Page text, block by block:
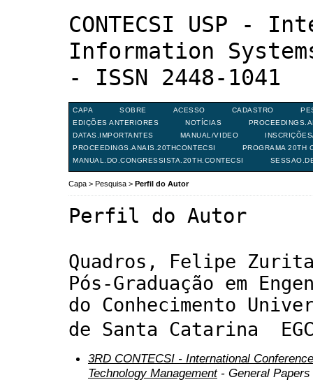
CONTECSI USP -
Information
- ISSN 2448-1041
CAPA SOBRE ACESSO CADASTRO
EDIÇÕES ANTERIORES
NOTÍCIAS
DATAS.IMPORTANTES
MANUAL/VIDEO
PROCEEDINGS.ANAIS.20THCONTECSI
PROGRAMA 20TH
MANUAL.DO.CONGRESSISTA.20TH.CONTECSI
Capa > Pesquisa > Perfil do Autor
Perfil do Autor
Quadros, Felipe
Pós-Graduação em
do Conhecimento
de Santa Catarina 
3RD CONTECSI - International
Technology Management- General Papers